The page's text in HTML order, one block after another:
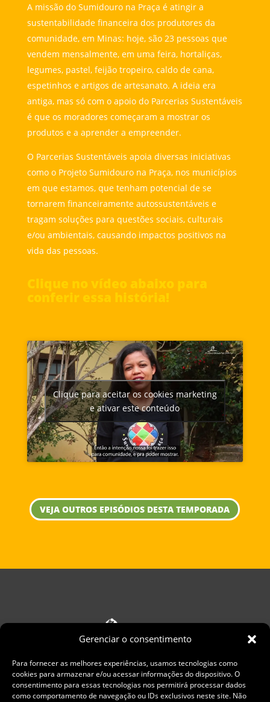
Gerenciar o consentimento
Para fornecer as melhores experiências, usamos tecnologias como
cookies para armazenar e/ou acessar informações do dispositivo. O
consentimento para essas tecnologias nos permitirá processar dados
como comportamento de navegação ou IDs exclusivos neste site. Não
A missão do Sumidouro na Praça é atingir a
sustentabilidade financeira dos produtores da
comunidade, em Minas: hoje, são 23 pessoas que
vendem mensalmente, em uma feira, hortaliças,
legumes, pastel, feijão tropeiro, caldo de cana,
espetinhos e artigos de artesanato. A ideia era
antiga, mas só com o apoio do Parcerias Sustentáveis
é que os moradores começaram a mostrar os
produtos e a aprender a empreender.
O Parcerias Sustentáveis apoia diversas iniciativas
como o Projeto Sumidouro na Praça, nos municípios
em que estamos, que tenham potencial de se
tornarem financeiramente autossustentáveis e
tragam soluções para questões sociais, culturais
e/ou ambientais, causando impactos positivos na
vida das pessoas.
Clique no vídeo abaixo para
conferir essa história!
Clique para aceitar os cookies marketing
e ativar este conteúdo
VEJA OUTROS EPISÓDIOS DESTA TEMPORADA